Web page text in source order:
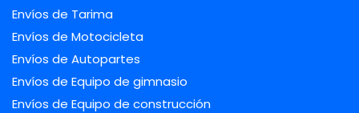
Envíos de Tarima
Envíos de Motocicleta
Envíos de Autopartes
Envíos de Equipo de gimnasio
Envíos de Equipo de construcción